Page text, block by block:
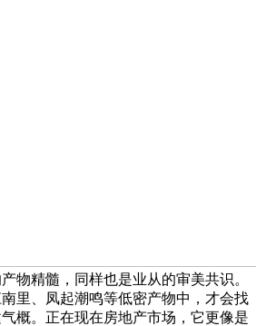
物精髓，同样也是业从的审美共识。
里、凤起潮鸣等低密产物中，才会找
概。正在现在房地产市场，它更像是